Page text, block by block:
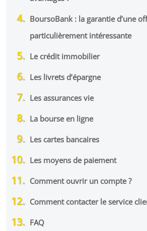
BoursoBank : la garantie d’une
particulièrement intéressante
Le crédit immobilier
Les livrets d’épargne
Les assurances vie
La bourse en ligne
Les cartes bancaires
Les moyens de paiement
Comment ouvrir un compte ?
Comment contacter le service
FAQ